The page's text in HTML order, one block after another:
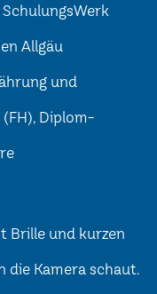
Allgäu
und
Diplom-